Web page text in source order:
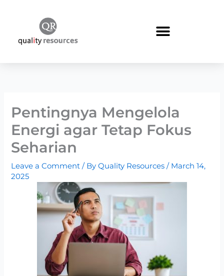
Pentingnya Mengelola
Energi agar Tetap Fokus
Seharian
Leave a Comment / ByQuality Resources/ March 14,
2025